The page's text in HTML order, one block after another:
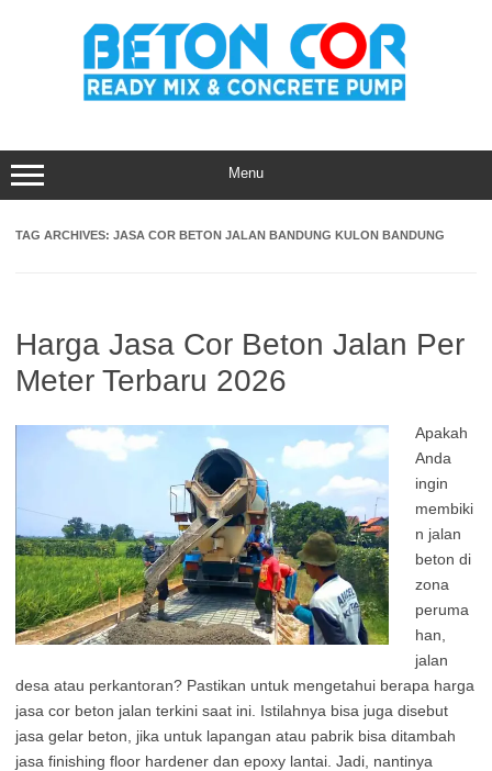
Menu
TAG ARCHIVES: JASA COR BETON JALAN BANDUNG KULON BANDUNG
Harga Jasa Cor Beton Jalan Per
Meter Terbaru 2026
Apakah
Anda
ingin
membiki
n jalan
beton di
zona
peruma
han,
jalan
desa atau perkantoran? Pastikan untuk mengetahui berapa harga
jasa cor beton jalan terkini saat ini. Istilahnya bisa juga disebut
jasa gelar beton, jika untuk lapangan atau pabrik bisa ditambah
jasa finishing floor hardener dan epoxy lantai. Jadi, nantinya